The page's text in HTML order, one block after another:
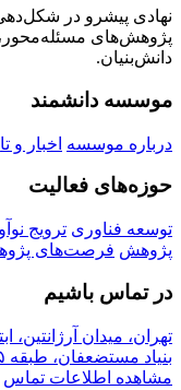
نهادی پیشرو در
پژوهش‌های
دانش‌بنیان.
موسسه دانشمند
درباره موسسه اخبار و
حوزه‌های فعالیت
توسعه فناوری ترویج
پژوهش فرصت‌های
در تماس باشیم
بنیاد مستضعفان، طبقه ۱۵
مشاهده اطلاعات تماس